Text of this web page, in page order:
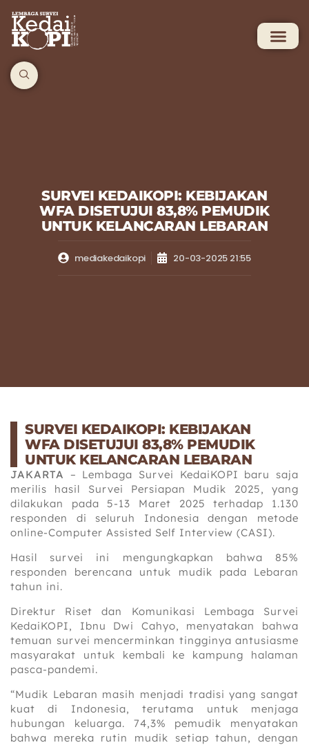
SURVEI KEDAIKOPI: KEBIJAKAN
WFA DISETUJUI 83,8% PEMUDIK
UNTUK KELANCARAN LEBARAN
mediakedaikopi 20-03-2025 21:55
SURVEI KEDAIKOPI: KEBIJAKAN
WFA DISETUJUI 83,8% PEMUDIK
UNTUK KELANCARAN LEBARAN
JAKARTA – Lembaga Survei KedaiKOPI baru saja
merilis hasil Survei Persiapan Mudik 2025, yang
dilakukan pada 5-13 Maret 2025 terhadap 1.130
responden di seluruh Indonesia dengan metode
online-Computer Assisted Self Interview (CASI).
Hasil survei ini mengungkapkan bahwa 85%
responden berencana untuk mudik pada Lebaran
tahun ini.
Direktur Riset dan Komunikasi Lembaga Survei
KedaiKOPI, Ibnu Dwi Cahyo, menyatakan bahwa
temuan survei mencerminkan tingginya antusiasme
masyarakat untuk kembali ke kampung halaman
pasca-pandemi.
“Mudik Lebaran masih menjadi tradisi yang sangat
kuat di Indonesia, terutama untuk menjaga
hubungan keluarga. 74,3% pemudik menyatakan
bahwa mereka rutin mudik setiap tahun, dengan